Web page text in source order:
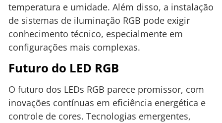
temperatura e umidade. Além disso, a instalação
de sistemas de iluminação RGB pode exigir
conhecimento técnico, especialmente em
configurações mais complexas.
Futuro do LED RGB
O futuro dos LEDs RGB parece promissor, com
inovações contínuas em eficiência energética e
controle de cores. Tecnologias emergentes,